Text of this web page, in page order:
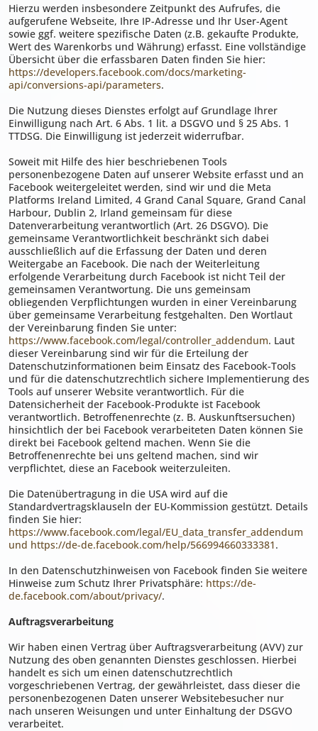
Hierzu werden insbesondere Zeitpunkt des Aufrufes, die
aufgerufene Webseite, Ihre IP-Adresse und Ihr User-Agent
sowie ggf. weitere spezifische Daten (z.B. gekaufte Produkte,
Wert des Warenkorbs und Währung) erfasst. Eine vollständige
Übersicht über die erfassbaren Daten finden Sie hier:
https://developers.facebook.com/docs/marketing-
api/conversions-api/parameters.
Die Nutzung dieses Dienstes erfolgt auf Grundlage Ihrer
Einwilligung nach Art. 6 Abs. 1 lit. a DSGVO und § 25 Abs. 1
TTDSG. Die Einwilligung ist jederzeit widerrufbar.
Soweit mit Hilfe des hier beschriebenen Tools
personenbezogene Daten auf unserer Website erfasst und an
Facebook weitergeleitet werden, sind wir und die Meta
Platforms Ireland Limited, 4 Grand Canal Square, Grand Canal
Harbour, Dublin 2, Irland gemeinsam für diese
Datenverarbeitung verantwortlich (Art. 26 DSGVO). Die
gemeinsame Verantwortlichkeit beschränkt sich dabei
ausschließlich auf die Erfassung der Daten und deren
Weitergabe an Facebook. Die nach der Weiterleitung
erfolgende Verarbeitung durch Facebook ist nicht Teil der
gemeinsamen Verantwortung. Die uns gemeinsam
obliegenden Verpflichtungen wurden in einer Vereinbarung
über gemeinsame Verarbeitung festgehalten. Den Wortlaut
der Vereinbarung finden Sie unter:
https://www.facebook.com/legal/controller_addendum. Laut
dieser Vereinbarung sind wir für die Erteilung der
Datenschutzinformationen beim Einsatz des Facebook-Tools
und für die datenschutzrechtlich sichere Implementierung des
Tools auf unserer Website verantwortlich. Für die
Datensicherheit der Facebook-Produkte ist Facebook
verantwortlich. Betroffenenrechte (z. B. Auskunftsersuchen)
hinsichtlich der bei Facebook verarbeiteten Daten können Sie
direkt bei Facebook geltend machen. Wenn Sie die
Betroffenenrechte bei uns geltend machen, sind wir
verpflichtet, diese an Facebook weiterzuleiten.
Die Datenübertragung in die USA wird auf die
Standardvertragsklauseln der EU-Kommission gestützt. Details
finden Sie hier:
https://www.facebook.com/legal/EU_data_transfer_addendum
und https://de-de.facebook.com/help/566994660333381.
In den Datenschutzhinweisen von Facebook finden Sie weitere
Hinweise zum Schutz Ihrer Privatsphäre: https://de-
de.facebook.com/about/privacy/.
Auftragsverarbeitung
Wir haben einen Vertrag über Auftragsverarbeitung (AVV) zur
Nutzung des oben genannten Dienstes geschlossen. Hierbei
handelt es sich um einen datenschutzrechtlich
vorgeschriebenen Vertrag, der gewährleistet, dass dieser die
personenbezogenen Daten unserer Websitebesucher nur
nach unseren Weisungen und unter Einhaltung der DSGVO
verarbeitet.